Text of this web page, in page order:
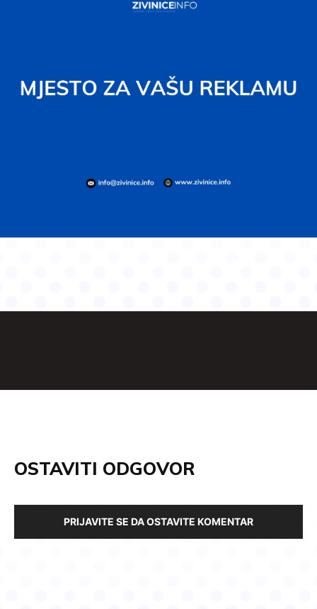
OSTAVITI ODGOVOR
PRIJAVITE SE DA OSTAVITE KOMENTAR